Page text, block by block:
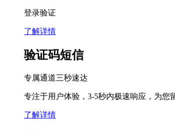
登录验证
了解详情
验证码短信
专属通道三秒速达
专注于用户体验，3-5秒内极速响应，为您
了解详情